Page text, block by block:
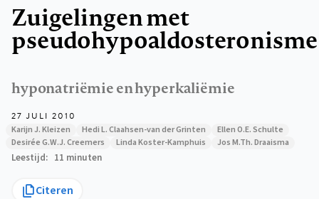
hyponatriëmie en hyperkaliëmie
Zuigelingen met
pseudohypoaldosteronisme
27 JULI 2010
Karijn J. Kleizen Hedi L. Claahsen-van der Grinten
Ellen O.E. Schulte
Desirée G.W.J. Creemers
Linda Koster-Kamphuis Jos M.Th. Draaisma
Leestijd 11 minuten
Citeren